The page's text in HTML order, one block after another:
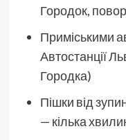
Городок,
Приміськими
Автостанції
Городка)
Пішки від
— кілька